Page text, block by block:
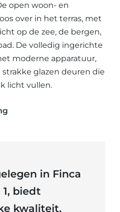
open woon- en
over in het terras, met
op de zee, de bergen,
De volledig ingerichte
moderne apparatuur,
glazen deuren die
licht vullen.
in Finca
biedt
kwaliteit,